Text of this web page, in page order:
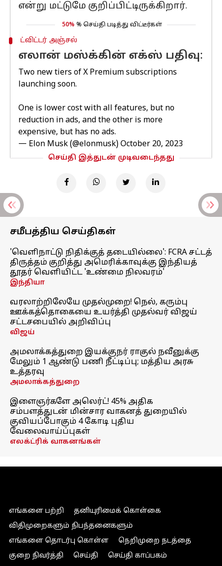
என்று மட்டுமே குறிப்பிட்டிருக்கிறார்.
50% % செய்தி படித்து விட்டீர்கள்
ட்விட்டர் அஞ்சல்
எலான் மஸ்க்கின் எக்ஸ் பதிவு:
Two new tiers of X Premium subscriptions
launching soon.
One is lower cost with all features, but no
reduction in ads, and the other is more
expensive, but has no ads.
— Elon Musk (@elonmusk) October 20, 2023
செய்தி இத்துடன் முடிவடைந்தது
சமீபத்திய செய்திகள்
'வெளிநாட்டு நிதிக்குத் தடையில்லை': FCRA சட்டத்
திருத்தம் குறித்து அமெரிக்காவுக்கு இந்தியத்
தூதர் வெளியிட்ட 'உண்மை நிலவரம்'
இந்தியா
வரலாற்றிலேயே முதல்முறை! நெல், கரும்பு
ஊக்கத்தொகையை உயர்த்தி முதல்வர் விஜய்
சட்டசபையில் அறிவிப்பு
விஜய்
அமலாக்கத்துறை இயக்குநர் ராகுல் நவீனுக்கு
மேலும் 1 ஆண்டு பணி நீட்டிப்பு; மத்திய அரசு
உத்தரவு
அமலாக்கத்துறை
இளைஞர்களே அலெர்ட்! 45% அதிக
சம்பளத்துடன் மின்சார வாகனத் துறையில்
குவியப்போகும் 4 கோடி புதிய
வேலைவாய்ப்புகள்
எலக்ட்ரிக் வாகனங்கள்
எங்களை பற்றி
தனியுரிமைக் கொள்கை
விதிமுறைகளும் நிபந்தனைகளும்
எங்களை தொடர்பு கொள்ள
நெறிமுறை நடத்தை
குறை நிவர்த்தி
செய்தி செய்தி காப்பகம்